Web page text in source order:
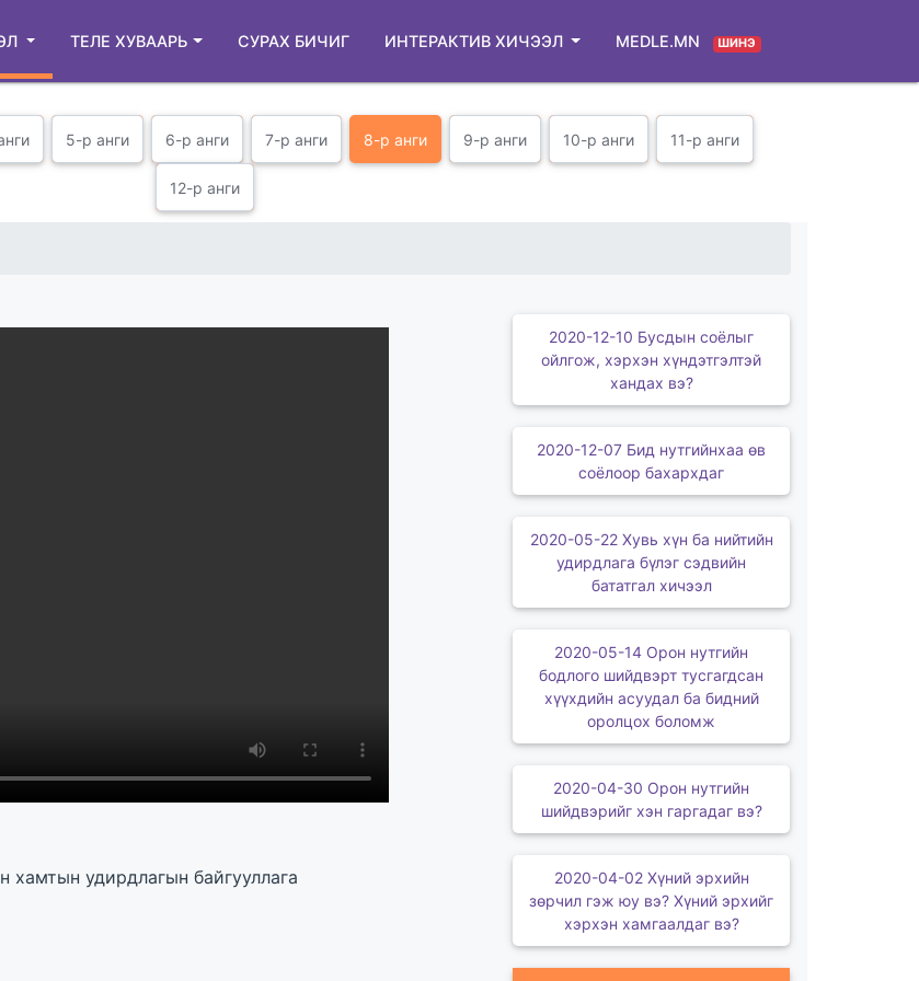
ТЕЛЕ ХУВААРЬ СУРАХ БИЧИГ ИНТЕРАКТИВ ХИЧЭЭЛ MEDLE.MN ШИНЭ
5-р анги 6-р анги 7-р анги 8-р анги 9-р анги 10-р анги 11-р анги
12-р анги
хамтын удирдлагын байгууллага
2020-12-10 Бусдын соёлыг
ойлгож, хэрхэн хүндэтгэлтэй
хандах вэ?
2020-12-07 Бид нутгийнхаа өв
соёлоор бахархдаг
2020-05-22 Хувь хүн ба нийтийн
удирдлага бүлэг сэдвийн
бататгал хичээл
2020-05-14 Орон нутгийн
бодлого шийдвэрт тусгагдсан
хүүхдийн асуудал ба бидний
оролцох боломж
2020-04-30 Орон нутгийн
шийдвэрийг хэн гаргадаг вэ?
2020-04-02 Хүний эрхийн
зөрчил гэж юу вэ? Хүний эрхийг
хэрхэн хамгаалдаг вэ?